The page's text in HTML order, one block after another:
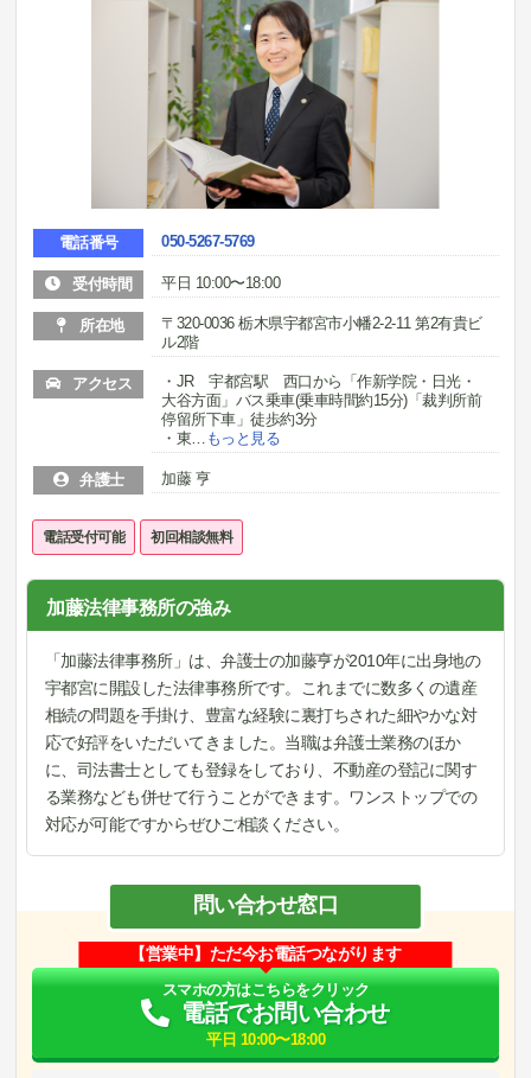
電話番号 050-5267-5769
受付時間 平日 10:00〜18:00
所在地
〒320-0036 栃木県宇都宮市小幡2-2-11 第2有貴ビ
ル2階
アクセス
・JR 宇都宮駅 西口から「作新学院・日光・
大谷方面」バス乗車(乗車時間約15分)「裁判所前
停留所下車」徒歩約3分
・東
もっと見る
弁護士 加藤 亨
電話受付可能 初回相談無料
加藤法律事務所の強み
「加藤法律事務所」は、弁護士の加藤亨が2010年に出身地の
宇都宮に開設した法律事務所です。これまでに数多くの遺産
相続の問題を手掛け、豊富な経験に裏打ちされた細やかな対
応で好評をいただいてきました。当職は弁護士業務のほか
に、司法書士としても登録をしており、不動産の登記に関す
る業務なども併せて行うことができます。ワンストップでの
対応が可能ですからぜひご相談ください。
問い合わせ窓口
【営業中】ただ今お電話つながります
スマホの方はこちらをクリック
電話でお問い合わせ
平日 10:00〜18:00